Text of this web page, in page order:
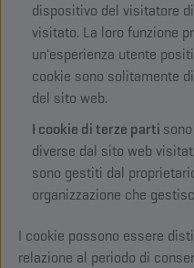
dispositivo del visitatore
visitato. La loro funzione
un'esperienza utente
cookie sono solitamente
del sito web.
I cookie di terze parti
diverse dal sito web
sono gestiti dal
organizzazione che
I cookie possono essere
relazione al periodo di